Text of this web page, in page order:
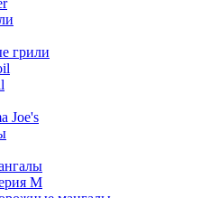
грили
Joe's
M